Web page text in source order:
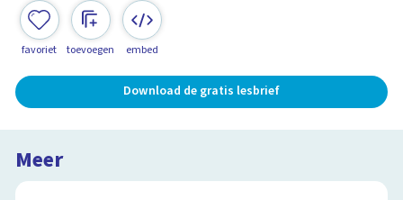
favoriet toevoegen embed
Download de gratis lesbrief
Meer